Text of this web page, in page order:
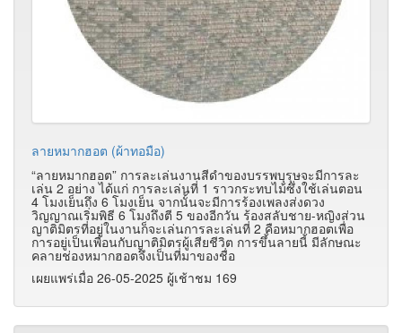
ลายหมากฮอต (ผ้าทอมือ)
“ลายหมากฮอต” การละเล่นงานสีดำของบรรพบุรุษจะมีการละ
เล่น 2 อย่าง ได้แก่ การละเล่นที่ 1 ราวกระทบไม้ซึ่งใช้เล่นตอน
4 โมงเย็นถึง 6 โมงเย็น จากนั้นจะมีการร้องเพลงส่งดวง
วิญญาณเริ่มพิธี 6 โมงถึงตี 5 ของอีกวัน ร้องสลับชาย-หญิงส่วน
ญาติมิตรที่อยู่ในงานก็จะเล่นการละเล่นที่ 2 คือหมากฮอตเพื่อ
การอยู่เป็นเพื่อนกับญาติมิตรผู้เสียชีวิต การขึ้นลายนี้ มีลักษณะ
คลายช่องหมากฮอตจึงเป็นที่มาของชื่อ
เผยแพร่เมื่อ 26-05-2025 ผู้เช้าชม 169